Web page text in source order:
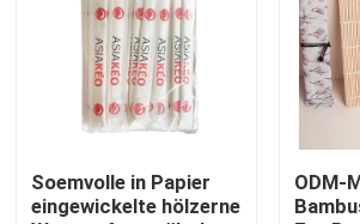
Bambusaufsteckspindeln
Bambusnahrungsmittel-Auswahl
Kaffee-Rührstäbe
Soemvolle in Papier
eingewickelte hölzerne
ODM-